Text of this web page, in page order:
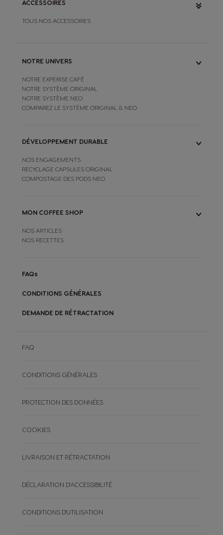
ACCESSOIRES
TOUS NOS ACCESSOIRES
NOTRE UNIVERS
NOTRE EXPERISE CAFÉ
NOTRE SYSTÈME ORIGINAL
NOTRE SYSTÈME NEO
COMPAREZ LE SYSTÈME ORIGINAL & NEO
DÉVELOPPEMENT DURABLE
NOS ENGAGEMENTS
RECYCLAGE CAPSULES ORIGINAL
COMPOSTAGE DES PODS NEO
MON COFFEE SHOP
NOS ARTICLES
NOS RECETTES
FAQs
CONDITIONS GÉNÉRALES
DEMANDE DE RÉTRACTATION
FAQ
CONDITIONS GÉNÉRALES
PROTECTION DES DONNÉES
COOKIES
LIVRAISON ET RÉTRACTATION
DÉCLARATION D'ACCESSIBILITÉ
CONDITIONS D'UTILISATION